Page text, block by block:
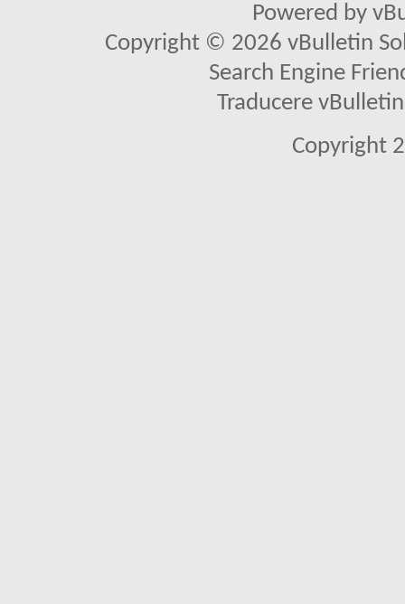
Powered by
Copyright © 2026 vBulletin
Search Engine
Traducere
Copyright